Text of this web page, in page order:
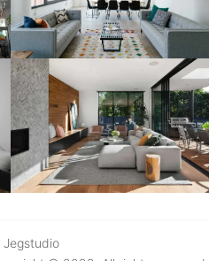
Jegstudio